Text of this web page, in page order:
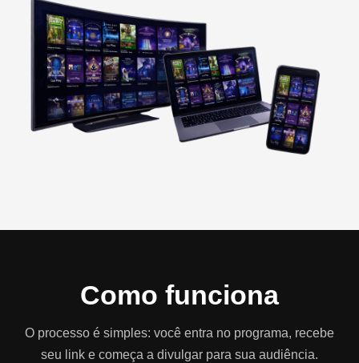
Como funciona
O processo é simples: você entra no programa, recebe
seu link e começa a divulgar para sua audiência.